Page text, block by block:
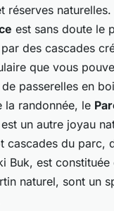
réserves naturelles.
est sans doute le
des cascades
que vous
passerelles en
la randonnée, le
est un autre joyau
cascades du parc,
Buk, est constituée
naturel, sont un